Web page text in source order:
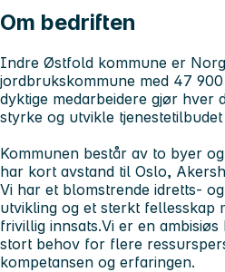
Om bedriften
Indre Østfold kommune er
jordbrukskommune med 47
dyktige medarbeidere gjør hver
styrke og utvikle
Kommunen består av to byer
har kort avstand til Oslo,
Vi har et blomstrende idretts-
utvikling og et sterkt fellesskap
frivillig innsats.Vi er en
stort behov for flere
kompetansen og erfaringen.